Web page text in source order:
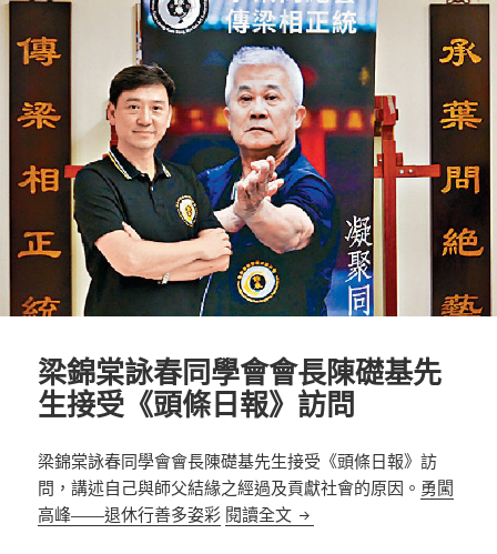
梁錦棠詠春同學會會長陳礎基先
生接受《頭條日報》訪問
梁錦棠詠春同學會會長陳礎基先生接受《頭條日報》訪
問，講述自己與師父結緣之經過及貢獻社會的原因。 勇闖
高峰——退休行善多姿彩 閱讀全文 梁錦棠詠春同學會會長陳